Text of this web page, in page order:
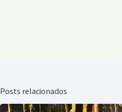
Posts relacionados